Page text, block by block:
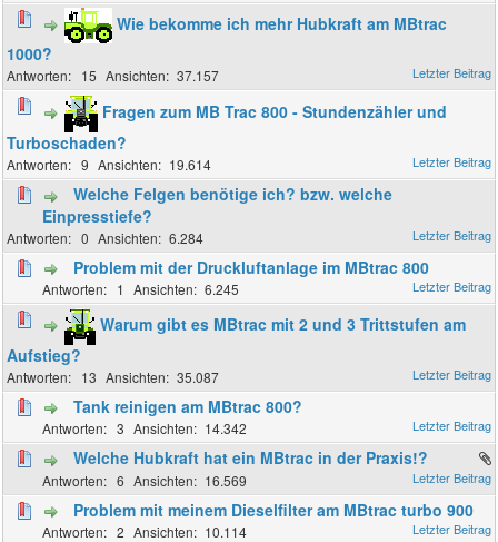
Wie bekomme ich mehr Hubkraft am MBtrac
1000?
15 37.157
Fragen zum MB Trac 800 - Stundenzähler und
Turboschaden?
9 19.614
Welche Felgen benötige ich? bzw. welche
Einpresstiefe?
0 6.284
Problem mit der Druckluftanlage im MBtrac 800
1 6.245
Warum gibt es MBtrac mit 2 und 3 Trittstufen am
Aufstieg?
13 35.087
Tank reinigen am MBtrac 800?
3 14.342
Welche Hubkraft hat ein MBtrac in der Praxis!?
6 16.569
Problem mit meinem Dieselfilter am MBtrac turbo 900
2 10.114